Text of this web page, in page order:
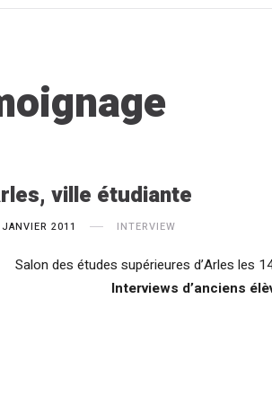
ville étudiante
2011 INTERVIEW
Salon des études supérieures d’Arles les
Interviews d’anciens